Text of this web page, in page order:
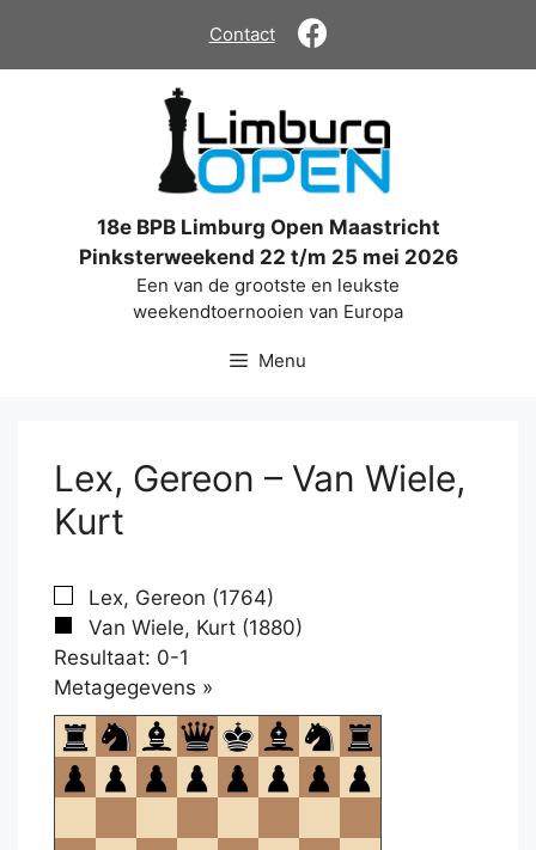
de
Contact
18e BPB Limburg Open Maastricht
Pinksterweekend 22 t/m 25 mei 2026
Een van de grootste en leukste
weekendtoernooien van Europa
Menu
Lex, Gereon – Van Wiele,
Kurt
Lex, Gereon (1764)
Van Wiele, Kurt (1880)
Resultaat: 0-1
Metagegevens »
om
te
openen.